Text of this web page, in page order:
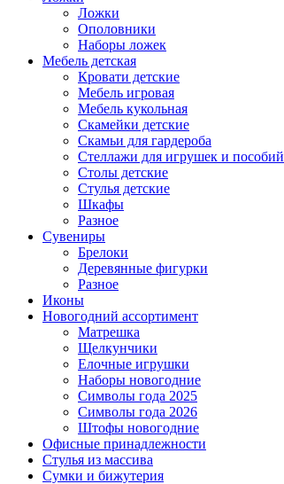
Ложки
Ополовники
Наборы ложек
Мебель детская
Кровати детские
Мебель игровая
Мебель кукольная
Скамейки детские
Скамьи для гардероба
Стеллажи для игрушек и пособий
Столы детские
Стулья детские
Шкафы
Разное
Сувениры
Брелоки
Деревянные фигурки
Разное
Иконы
Новогодний ассортимент
Матрешка
Щелкунчики
Елочные игрушки
Наборы новогодние
Символы года 2025
Символы года 2026
Штофы новогодние
Офисные принадлежности
Стулья из массива
Сумки и бижутерия